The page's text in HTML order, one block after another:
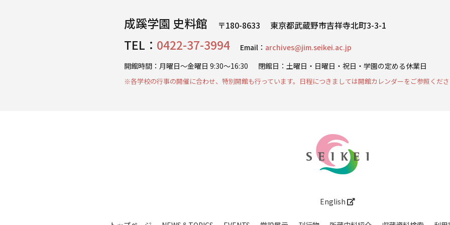
成蹊学園 史料館 〒180-8633 東京都武蔵野市吉祥寺北町3-3-1
TEL： 0422-37-3994 Email： archives@jim.seikei.ac.jp
開館時間： 月曜日～金曜日 9:30～16:30 閉館日： 土曜日・日曜日・祝日・学園の定める休業日
※各学校の行事の開催に合わせ、特別開館も行っています。日程につきましては開館カレンダーをご参照くだ
English